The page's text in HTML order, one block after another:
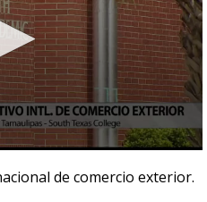
de comercio exterior.